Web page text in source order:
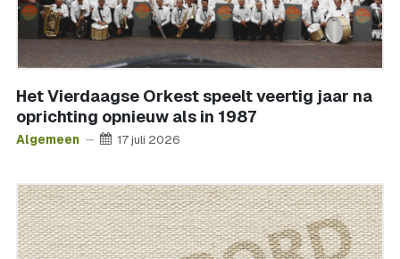
Het Vierdaagse Orkest speelt veertig jaar na
oprichting opnieuw als in 1987
Algemeen 17 juli 2026